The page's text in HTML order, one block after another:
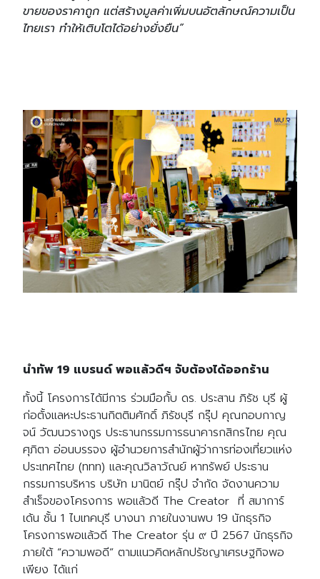
ขายของราคาถูก แต่สร้างมูลค่าเพิ่มบนอัตลักษณ์ความเป็น
ไทยเรา ทำให้เติบโตได้อย่างยั่งยืน”
นำทัพ 19 แบรนด์ พอแล้วดีฯ จับต้องได้ออกร้าน
ทั้งนี้ โครงการได้มีการ ร่วมมือกั้บ ดร. ประสาน ภิรัช บุรี ผู้
ก่อตั้งแลหะประธานกิตติมศักดิ์ ภิรัชบุรี กรุ๊ป คุณกอบกาญ
จน์ วัฒนวรางกูร ประธานกรรมการธนาคารกสิกรไทย คุณ
ศุภิตา อ่อนบรรจง ผู้อำนวยการสำนักผู้ว่าการท่องเที่ยวแห่ง
ประเทศไทย (ททท) และคุณวิลาวัณย์ หาทรัพย์ ประธาน
กรรมการบริหาร บริษัท มานิตย์ กรุ๊ป จำกัด จัดงานความ
สำเร็จของโครงการ พอแล้วดี The Creator ที่ สมาการ์
เด้น ชั้น 1 ไบเทคบุรี บางนา ภายในงานพบ 19 นักธุรกิจ
โครงการพอแล้วดี The Creator รุ่น ๙ ปี 2567 นักธุรกิจ
ภายใต้ “ความพอดี” ตามแนวคิดหลักปรัชญาเศรษฐกิจพอ
เพียง ได้แก่